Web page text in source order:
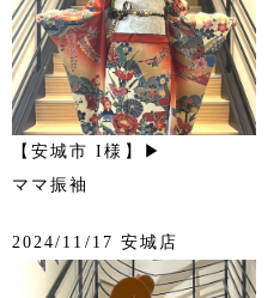
【安城市 I様】▶
ママ振袖
2024/11/17 安城店